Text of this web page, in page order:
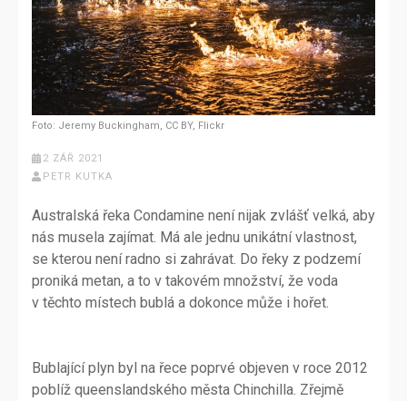
Foto: Jeremy Buckingham, CC BY, Flickr
2 ZÁŘ 2021
PETR KUTKA
Australská řeka Condamine není nijak zvlášť velká, aby
nás musela zajímat. Má ale jednu unikátní vlastnost,
se kterou není radno si zahrávat. Do řeky z podzemí
proniká metan, a to v takovém množství, že voda
v těchto místech bublá a dokonce může i hořet.
Bublající plyn byl na řece poprvé objeven v roce 2012
poblíž queenslandského města Chinchilla. Zřejmě